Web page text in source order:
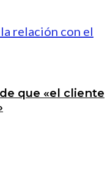
que «el cliente